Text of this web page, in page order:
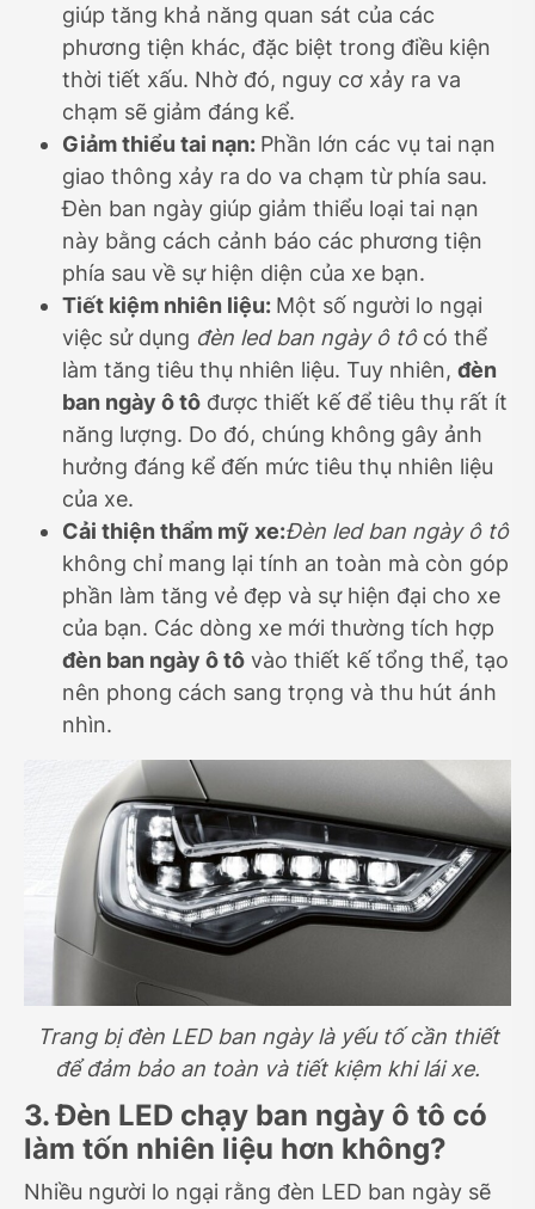
giúp tăng khả năng quan sát của các
phương tiện khác, đặc biệt trong điều kiện
thời tiết xấu. Nhờ đó, nguy cơ xảy ra va
chạm sẽ giảm đáng kể.
Giảm thiểu tai nạn: Phần lớn các vụ tai nạn
giao thông xảy ra do va chạm từ phía sau.
Đèn ban ngày giúp giảm thiểu loại tai nạn
này bằng cách cảnh báo các phương tiện
phía sau về sự hiện diện của xe bạn.
Tiết kiệm nhiên liệu: Một số người lo ngại
việc sử dụng đèn led ban ngày ô tôcó thể
làm tăng tiêu thụ nhiên liệu. Tuy nhiên, đèn
ban ngày ô tô được thiết kế để tiêu thụ rất ít
năng lượng. Do đó, chúng không gây ảnh
hưởng đáng kể đến mức tiêu thụ nhiên liệu
của xe.
Cải thiện thẩm mỹ xe:Đèn led ban ngày ô tô
không chỉ mang lại tính an toàn mà còn góp
phần làm tăng vẻ đẹp và sự hiện đại cho xe
của bạn. Các dòng xe mới thường tích hợp
đèn ban ngày ô tô vào thiết kế tổng thể, tạo
nên phong cách sang trọng và thu hút ánh
nhìn.
Trang bị đèn LED ban ngày là yếu tố cần thiết
để đảm bảo an toàn và tiết kiệm khi lái xe.
3. Đèn LED chạy ban ngày ô tô có
làm tốn nhiên liệu hơn không?
Nhiều người lo ngại rằng đèn LED ban ngày sẽ